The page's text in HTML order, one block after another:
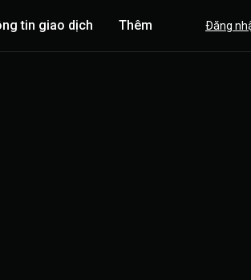
tin giao dịch Thêm Đăng